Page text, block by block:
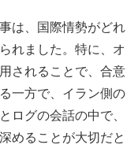
は、国際情勢がどれ
れました。特に、オ
されることで、合意
一方で、イラン側の
ログの会話の中で、
めることが大切だと